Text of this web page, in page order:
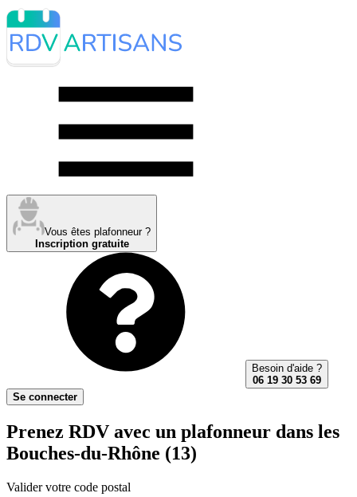
Vous êtes plafonneur ?
Inscription gratuite
Besoin d'aide ?
06 19 30 53 69
Se connecter
Prenez RDV avec un plafonneur dans les
Bouches-du-Rhône (13)
Valider votre code postal